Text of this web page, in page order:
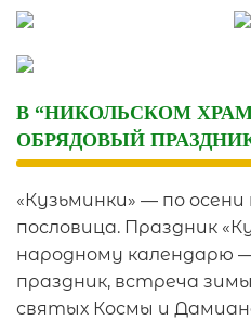
Skip
content
В “НИКОЛЬСКОМ
ОБРЯДОВЫЙ
«Кузьминки» — по
пословица. Праздник
народному календарю
праздник, встреча
святых Космы и